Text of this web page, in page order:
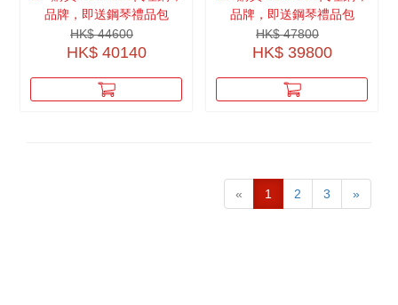
品牌，即送鋼琴禮品包
HK$ 44600
HK$ 40140
品牌，即送鋼琴禮品包
HK$ 47800
HK$ 39800
« 1 2 3 »